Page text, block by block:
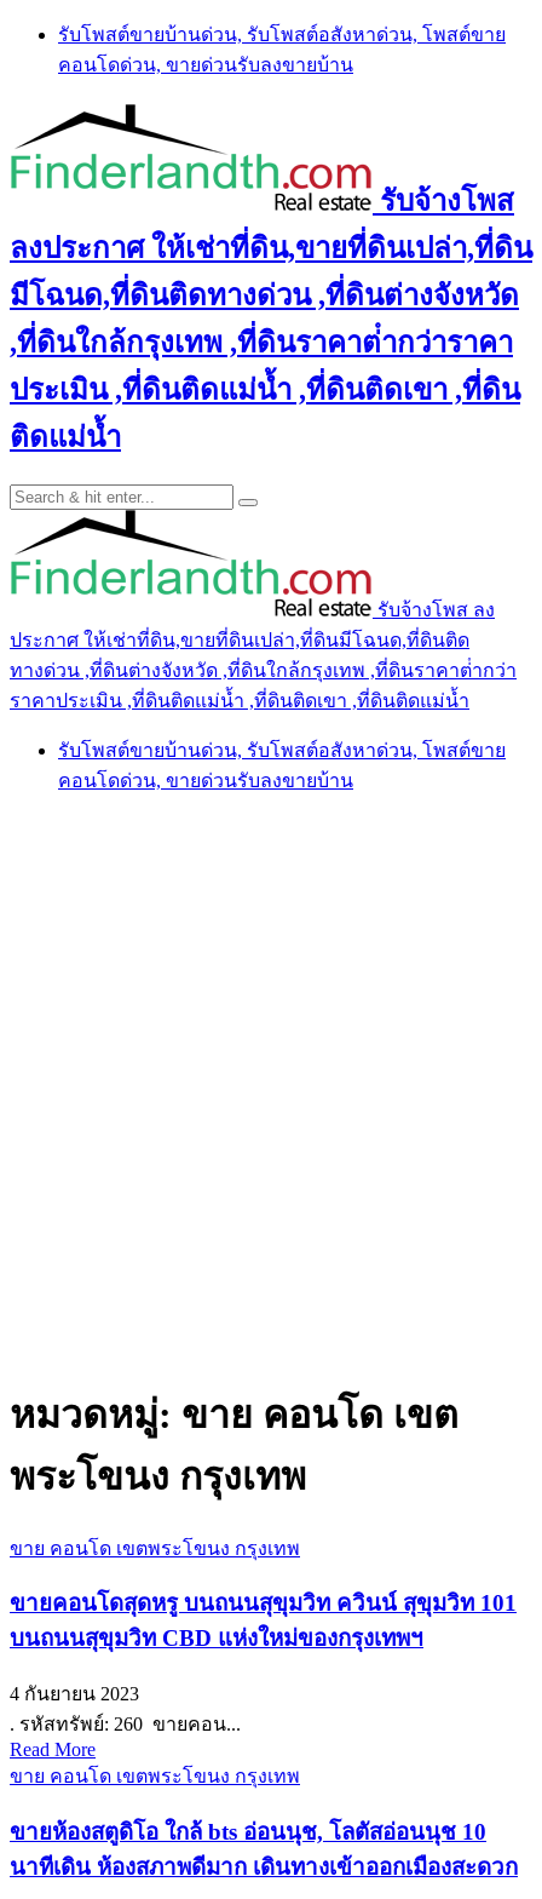
Skip
content
รับโพสต์ขายบ้านด่วน, รับโพสต์อสังหาด่วน, โพสต์ขาย
คอนโดด่วน, ขายด่วนรับลงขายบ้าน
รับจ้างโพส
ลงประกาศ ให้เช่าที่ดิน,ขายที่ดินเปล่า,ที่ดิน
มีโฉนด,ที่ดินติดทางด่วน ,ที่ดินต่างจังหวัด
,ที่ดินใกล้กรุงเทพ ,ที่ดินราคาต่ํากว่าราคา
ประเมิน ,ที่ดินติดแม่น้ำ ,ที่ดินติดเขา ,ที่ดิน
ติดแม่น้ำ
รับจ้างโพส ลง
ประกาศ ให้เช่าที่ดิน,ขายที่ดินเปล่า,ที่ดินมีโฉนด,ที่ดินติด
ทางด่วน ,ที่ดินต่างจังหวัด ,ที่ดินใกล้กรุงเทพ ,ที่ดินราคาต่ํากว่า
ราคาประเมิน ,ที่ดินติดแม่น้ำ ,ที่ดินติดเขา ,ที่ดินติดแม่น้ำ
รับโพสต์ขายบ้านด่วน, รับโพสต์อสังหาด่วน, โพสต์ขาย
คอนโดด่วน, ขายด่วนรับลงขายบ้าน
หมวดหมู่: ขาย คอนโด เขต
พระโขนง กรุงเทพ
ขาย คอนโด เขตพระโขนง กรุงเทพ
ขายคอนโดสุดหรู บนถนนสุขุมวิท ควินน์ สุขุมวิท 101
บนถนนสุขุมวิท CBD แห่งใหม่ของกรุงเทพฯ
4 กันยายน 2023
. รหัสทรัพย์: 260 ขายคอน...
Read More
ขาย คอนโด เขตพระโขนง กรุงเทพ
ขายห้องสตูดิโอ ใกล้ bts อ่อนนุช, โลตัสอ่อนนุช 10
นาทีเดิน ห้องสภาพดีมาก เดินทางเข้าออกเมืองสะดวก